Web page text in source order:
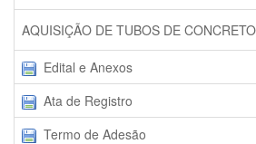
AQUISIÇÃO DE TUBOS DE CONCRETO
Edital e Anexos
Ata de Registro
Termo de Adesão